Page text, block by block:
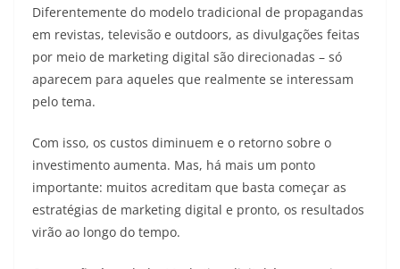
Diferentemente do modelo tradicional de propagandas
em revistas, televisão e outdoors, as divulgações feitas
por meio de marketing digital são direcionadas – só
aparecem para aqueles que realmente se interessam
pelo tema.
Com isso, os custos diminuem e o retorno sobre o
investimento aumenta. Mas, há mais um ponto
importante: muitos acreditam que basta começar as
estratégias de marketing digital e pronto, os resultados
virão ao longo do tempo.